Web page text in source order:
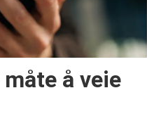
å veie